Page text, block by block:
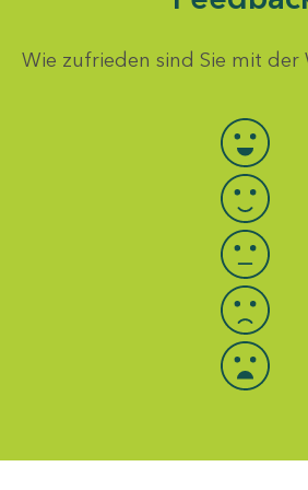
Wie zufrieden sind Sie mit der
Bewertung